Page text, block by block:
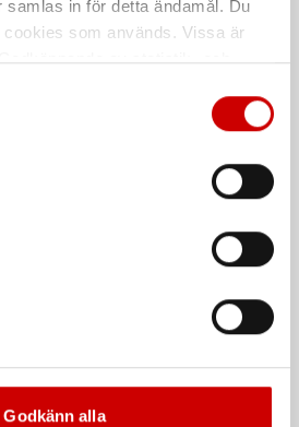
samlas in för detta ändamål. Du
som används. Vissa är
av statistik- och
olika dataskyddsnormer. Genom
du till sådana överföringar. Läs
Godkänn alla
Glasrengöring Grön
Vindrutelim, Ultimate